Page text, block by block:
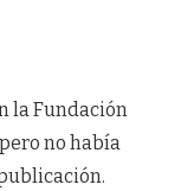
la Fundación
no había